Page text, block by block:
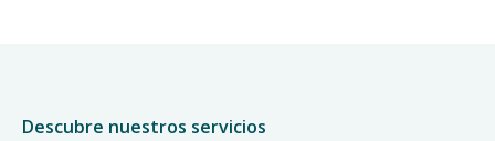
Descubre nuestros servicios